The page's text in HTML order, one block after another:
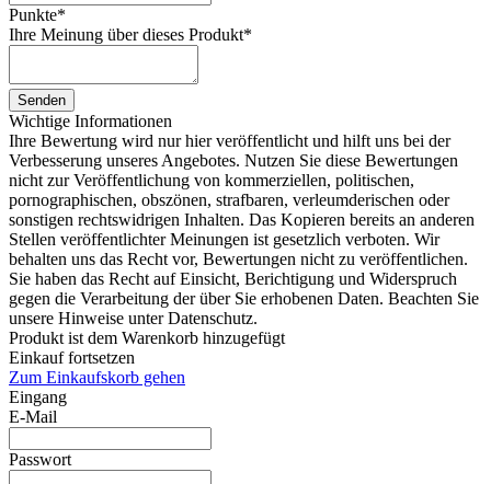
Punkte*
Ihre Meinung über dieses Produkt*
Senden
Wichtige Informationen
Ihre Bewertung wird nur hier veröffentlicht und hilft uns bei der
Verbesserung unseres Angebotes. Nutzen Sie diese Bewertungen
nicht zur Veröffentlichung von kommerziellen, politischen,
pornographischen, obszönen, strafbaren, verleumderischen oder
sonstigen rechtswidrigen Inhalten. Das Kopieren bereits an anderen
Stellen veröffentlichter Meinungen ist gesetzlich verboten. Wir
behalten uns das Recht vor, Bewertungen nicht zu veröffentlichen.
Sie haben das Recht auf Einsicht, Berichtigung und Widerspruch
gegen die Verarbeitung der über Sie erhobenen Daten. Beachten Sie
unsere Hinweise unter Datenschutz.
Produkt ist dem Warenkorb hinzugefügt
Einkauf fortsetzen
Zum Einkaufskorb gehen
Eingang
E-Mail
Passwort